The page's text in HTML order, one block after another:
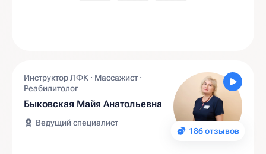
186 отзывов
Инструктор ЛФК · Массажист ·
Реабилитолог
Быковская Майя Анатольевна
Ведущий специалист